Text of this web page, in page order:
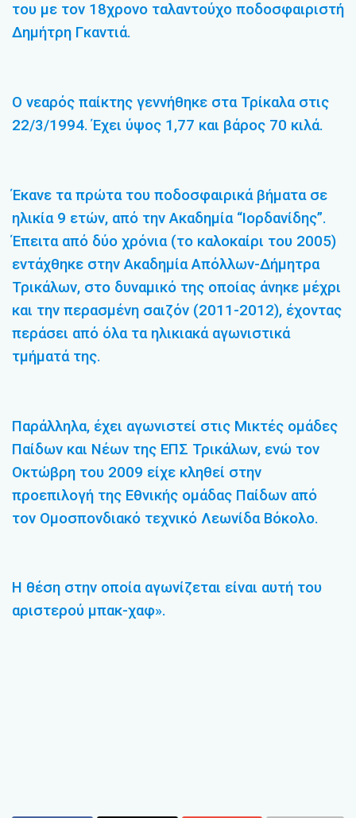
του με τον 18χρονο ταλαντούχο ποδοσφαιριστή
Δημήτρη Γκαντιά.
Ο νεαρός παίκτης γεννήθηκε στα Τρίκαλα στις
22/3/1994. Έχει ύψος 1,77 και βάρος 70 κιλά.
Έκανε τα πρώτα του ποδοσφαιρικά βήματα σε
ηλικία 9 ετών, από την Ακαδημία “Ιορδανίδης”.
Έπειτα από δύο χρόνια (το καλοκαίρι του 2005)
εντάχθηκε στην Ακαδημία Απόλλων-Δήμητρα
Τρικάλων, στο δυναμικό της οποίας άνηκε μέχρι
και την περασμένη σαιζόν (2011-2012), έχοντας
περάσει από όλα τα ηλικιακά αγωνιστικά
τμήματά της.
Παράλληλα, έχει αγωνιστεί στις Μικτές ομάδες
Παίδων και Νέων της ΕΠΣ Τρικάλων, ενώ τον
Οκτώβρη του 2009 είχε κληθεί στην
προεπιλογή της Εθνικής ομάδας Παίδων από
τον Ομοσπονδιακό τεχνικό Λεωνίδα Βόκολο.
Η θέση στην οποία αγωνίζεται είναι αυτή του
αριστερού μπακ-χαφ».